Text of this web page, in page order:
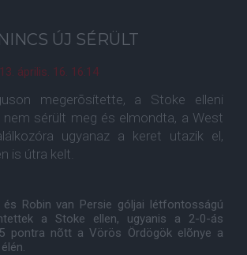
ÚJ SÉRÜLT
április. 16. 16:14
megerõsítette, a Stoke elleni
nem sérült meg és elmondta, a West
ugyanaz a keret utazik el,
is útra kelt.
és Robin van Persie góljai létfontosságú
a Stoke ellen, ugyanis a 2-0-ás
pontra nõtt a Vörös Ördögök elõnye a